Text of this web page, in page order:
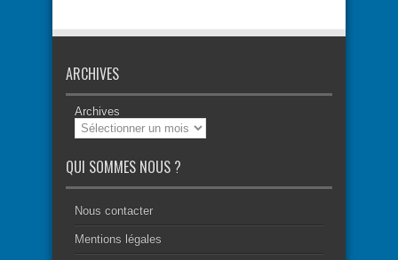
ARCHIVES
Archives
QUI SOMMES NOUS ?
Nous contacter
Mentions légales